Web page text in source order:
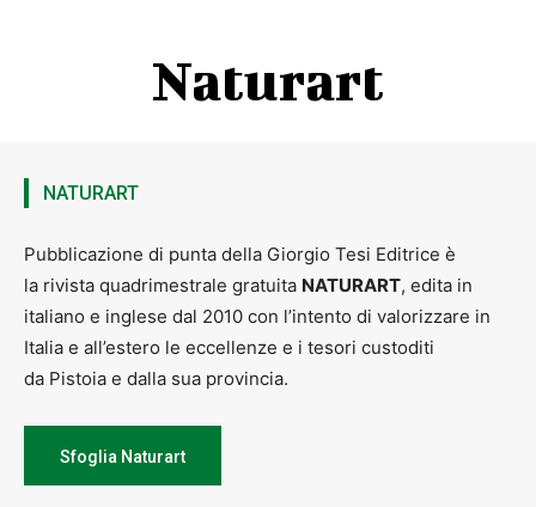
Naturart
NATURART
Pubblicazione di punta della Giorgio Tesi Editrice è
la rivista quadrimestrale gratuita NATURART, edita in
italiano e inglese dal 2010 con l’intento di valorizzare in
Italia e all’estero le eccellenze e i tesori custoditi
da Pistoia e dalla sua provincia.
Sfoglia Naturart